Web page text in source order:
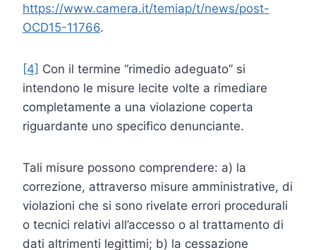
https://www.camera.it/temiap/t/news/post-
OCD15-11766.
[4] Con il termine “rimedio adeguato” si
intendono le misure lecite volte a rimediare
completamente a una violazione coperta
riguardante uno specifico denunciante.
Tali misure possono comprendere: a) la
correzione, attraverso misure amministrative, di
violazioni che si sono rivelate errori procedurali
o tecnici relativi all’accesso o al trattamento di
dati altrimenti legittimi; b) la cessazione